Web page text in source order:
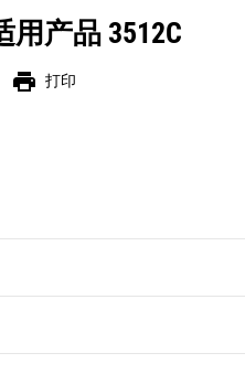
产品 3512C
print 打印